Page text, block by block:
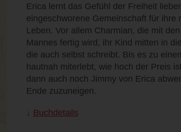
Erica lernt das Gefühl der Freiheit
eingeschworene Gemeinschaft für
Leben. Vor allem Charmian, die mit
Mannes fertig wird, ihr Kind mitten in
die auch selbst schreibt. Bis es zu
hautnah miterlebt, wie hoch der Preis
dann auch noch Jimmy von Erica
Ende zuzuneigen.
Buchdetails